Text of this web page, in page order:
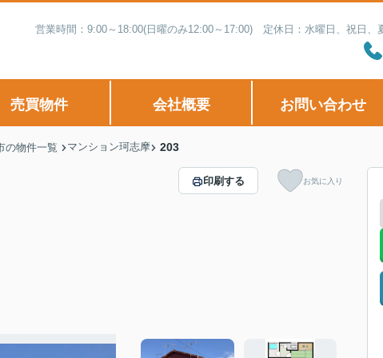
営業時間：9:00～18:00(日曜のみ12:00～17:00) 定休日：水曜日、祝日、
売買物件 会社概要 お問い合わせ
の物件一覧 マンション珂志摩 203
印刷する お気に入り